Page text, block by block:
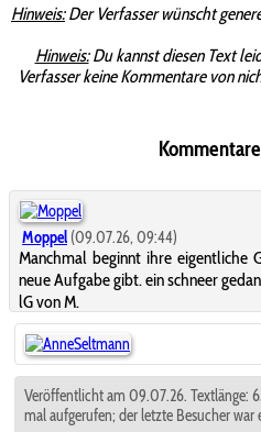
Hinweis:Der Verfasser wünscht
Hinweis:Du kannst diesen Text
Verfasser keine Kommentare von
Moppel (09.07.26, 09:44)
Manchmal beginnt ihre eigentliche
neue Aufgabe gibt. ein schneer
lG von M.
Veröffentlicht am 09.07.26. Textlänge:
mal aufgerufen; der letzte Besucher